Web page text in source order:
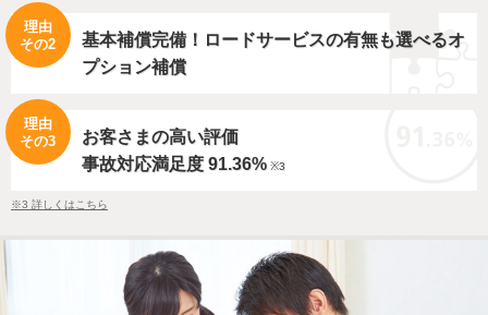
理由
その2
基本補償完備！ロードサービスの有無も選べるオ
プション補償
理由
その3
お客さまの高い評価
事故対応満足度 91.36% ※3
※3 詳しくはこちら